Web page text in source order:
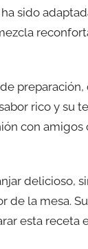
sido
rico y su
con
delicioso,
la mesa.
esta receta